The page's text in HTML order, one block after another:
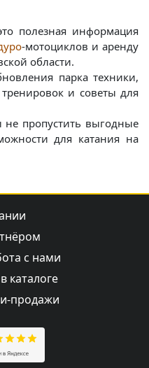
полезная информация
-мотоциклов и аренду
области.
парка техники,
и советы для
не пропустить выгодные
для катания на
с нами
каталоге
продажи